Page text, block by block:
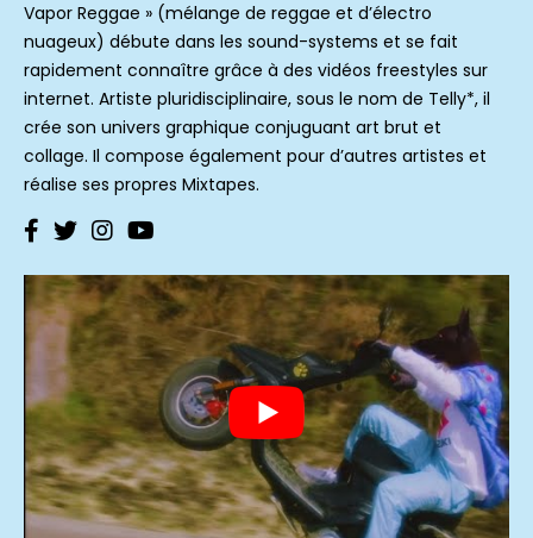
Vapor Reggae » (mélange de reggae et d’électro
nuageux) débute dans les sound-systems et se fait
rapidement connaître grâce à des vidéos freestyles sur
internet. Artiste pluridisciplinaire, sous le nom de Telly*, il
crée son univers graphique conjuguant art brut et
collage. Il compose également pour d’autres artistes et
réalise ses propres Mixtapes.